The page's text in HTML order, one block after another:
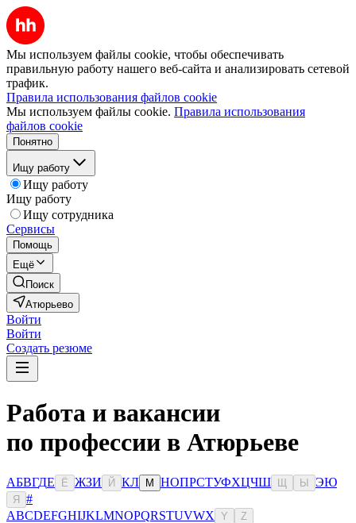
Мы используем файлы cookie, чтобы обеспечивать
правильную работу нашего веб-сайта и анализировать сетевой
трафик.
Правила использования файлов cookie
Мы используем файлы cookie. Правила использования
файлов cookie
Понятно
Ищу работу
Ищу работу
Ищу работу
Ищу сотрудника
Сервисы
Помощь
Ещё
Поиск
Атюрьево
Войти
Войти
Создать резюме
Работа и вакансии
по профессии в Атюрьеве
АБВГДЕ Ё ЖЗИ Й КЛ М НОПРСТУФХЦЧШ Ы ЭЮ
Я
#
ABCDEFGHIJKLMNOPQRSTUVWX Y Z